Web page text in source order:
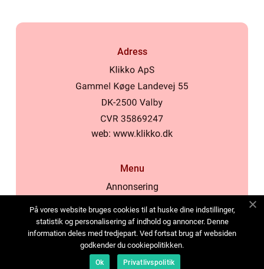
Adress
web: www.klikko.dk
Menu
Annonsering
Cookies
Kontakta oss
Sitemap
På vores website bruges cookies til at huske dine indstillinger,
statistik og personalisering af indhold og annoncer. Denne
information deles med tredjepart. Ved fortsat brug af websiden
godkender du cookiepolitikken.
Ok Privatlivspolitik